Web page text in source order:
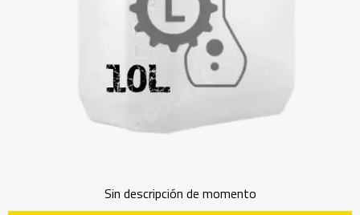
Sin descripción de momento